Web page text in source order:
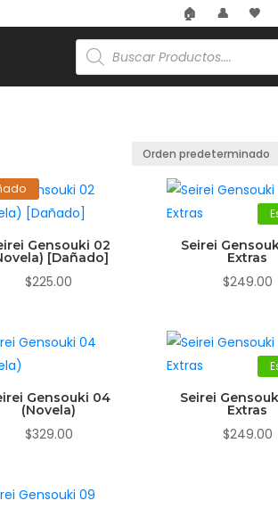
🏠 👤 🖤
Búsqueda
de
productos
Gensouki 02
[Dañado]
$225.00
Seirei
Extras
$249.00
Gensouki 04
(Novela)
$329.00
Seirei
Extras
$249.00